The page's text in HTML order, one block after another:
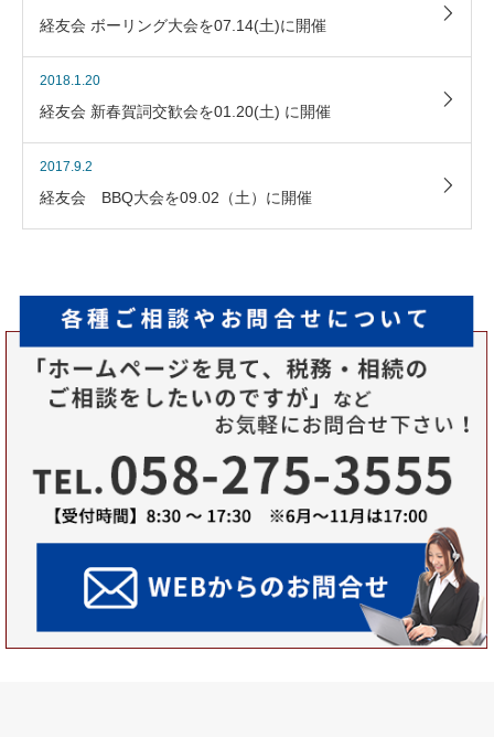
経友会 ボーリング大会を07.14(土)に開催
2018.1.20
経友会 新春賀詞交歓会を01.20(土) に開催
2017.9.2
経友会 BBQ大会を09.02（土）に開催